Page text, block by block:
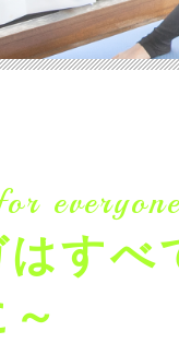
はすべ